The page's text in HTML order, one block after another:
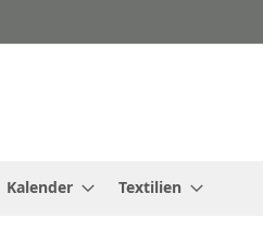
Kalender Textilien